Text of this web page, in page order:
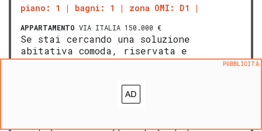
piano: 1 bagni: 1 zona OMI: D1
APPARTAMENTO VIA ITALIA 150.000 €
Se stai cercando una soluzione
abitativa comoda, riservata e
completamente priva di spese
corte degli anni '60 situato a
in Via Italia 51 è la scelta
PUBBLICITÀ